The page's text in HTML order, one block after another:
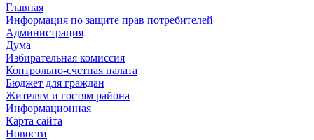
Главная
Информация по защите прав потребителей
Администрация
Дума
Избирательная комиссия
Контрольно-счетная палата
Бюджет для граждан
Жителям и гостям района
Информационная
Карта сайта
Новости